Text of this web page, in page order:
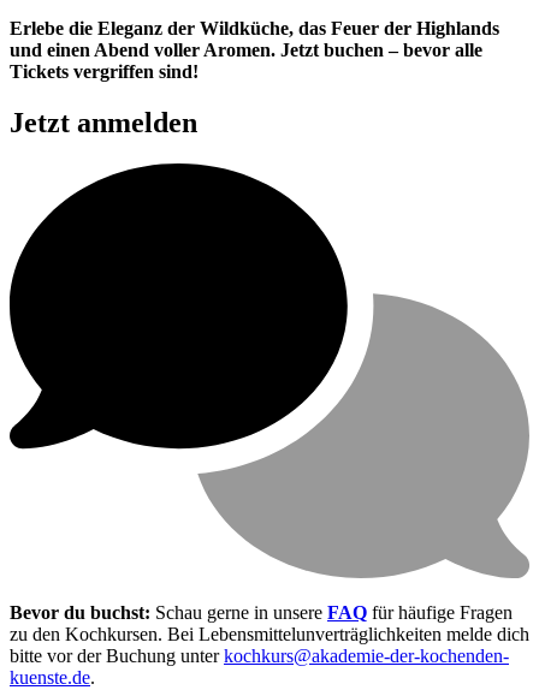
Erlebe die Eleganz der Wildküche, das Feuer der Highlands
und einen Abend voller Aromen. Jetzt buchen – bevor alle
Tickets vergriffen sind!
Jetzt anmelden
Bevor du buchst: Schau gerne in unsere FAQ für häufige Fragen
zu den Kochkursen. Bei Lebensmittel­unverträglichkeiten melde dich
bitte vor der Buchung unterkochkurs@akademie-der-kochenden-
kuenste.de.